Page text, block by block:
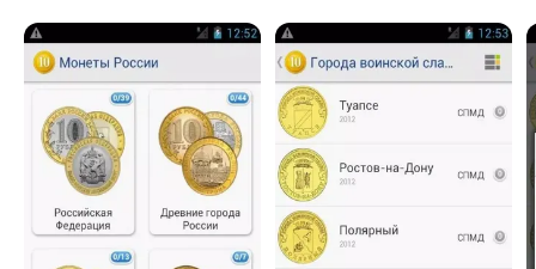
Скриншоты